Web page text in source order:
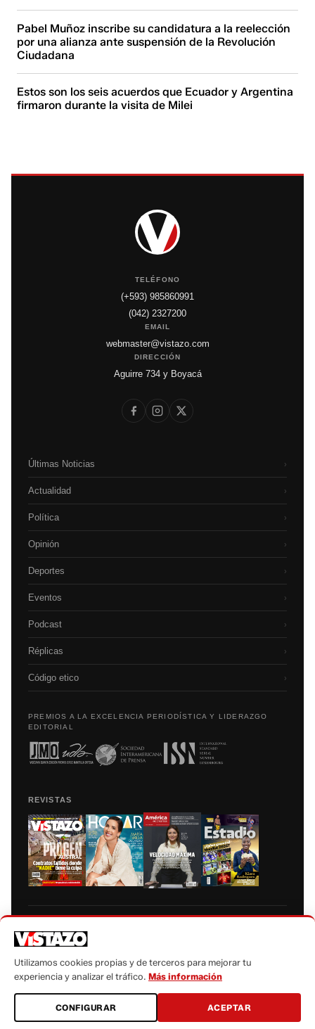
Pabel Muñoz inscribe su candidatura a la reelección
por una alianza ante suspensión de la Revolución
Ciudadana
Estos son los seis acuerdos que Ecuador y Argentina
firmaron durante la visita de Milei
TELÉFONO
(+593) 985860991
(042) 2327200
EMAIL
webmaster@vistazo.com
DIRECCIÓN
Aguirre 734 y Boyacá
Últimas Noticias ›
Actualidad ›
Política ›
Opinión ›
Deportes ›
Eventos ›
Podcast ›
Réplicas ›
Código etico ›
PREMIOS A LA EXCELENCIA PERIODÍSTICA Y LIDERAZGO
EDITORIAL
REVISTAS
autorización escrita de su titular, de todos los contenidos de Vistazo.com.
Utilizamos cookies propias y de terceros para mejorar tu
experiencia y analizar el tráfico. Más información
CONFIGURAR ACEPTAR